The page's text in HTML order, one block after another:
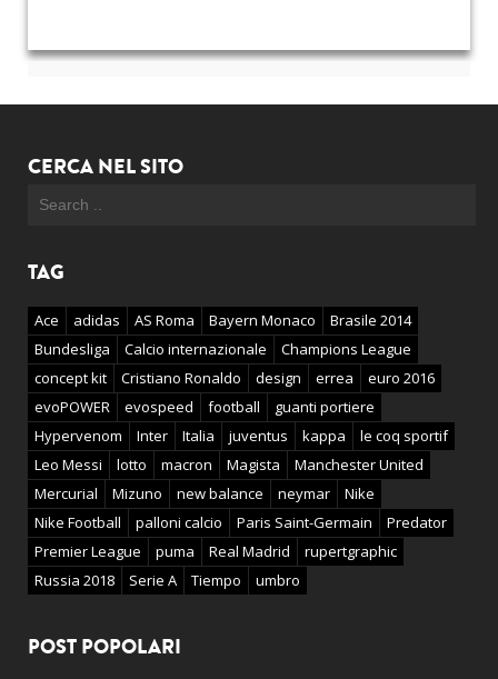
CERCA NEL SITO
TAG
Ace adidas AS Roma Bayern Monaco
Brasile 2014
Bundesliga
Calcio internazionale
Champions League
concept kit
Cristiano Ronaldo design errea
euro 2016
evoPOWER
evospeed football
guanti portiere
Hypervenom
Inter Italia juventus kappa
le coq sportif
Leo Messi
lotto macron Magista
Manchester United
Mercurial
Mizuno new balance neymar
Nike
Nike Football
palloni calcio Paris Saint-Germain
Predator
Premier League
puma Real Madrid
rupertgraphic
Russia 2018
Serie A Tiempo umbro
POST POPOLARI